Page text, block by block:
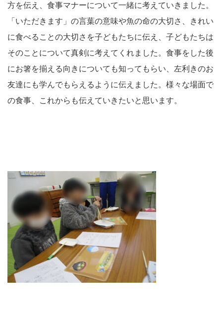
方を伝え、食事マナーについて一緒に考えていきました。
「いただきます」の言葉の意味や魚の命の大切さ、きれい
に食べることの大切さを子どもたちに伝え、子どもたちは
そのことについて真剣に考えてくれました。食事をした後
にお箸を揃える向きについても知ってもらい、左利きのお
友達にも学んでもらえるように伝えました。様々な場面で
の食事、これからも伝えていきたいと思います。